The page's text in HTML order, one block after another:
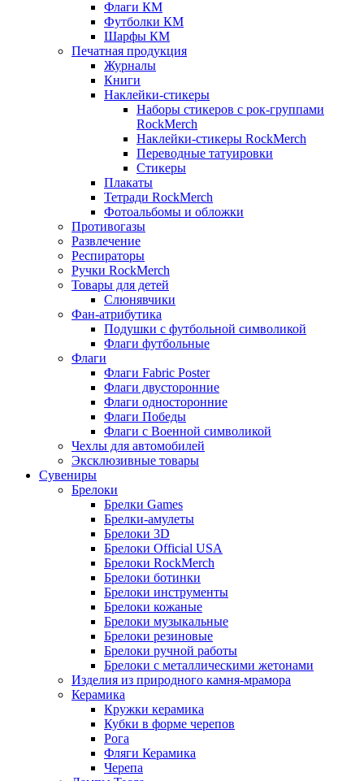
Флаги КМ
Футболки КМ
Шарфы КМ
Печатная продукция
Журналы
Книги
Наклейки-стикеры
Наборы стикеров с рок-группами
RockMerch
Наклейки-стикеры RockMerch
Переводные татуировки
Стикеры
Плакаты
Тетради RockMerch
Фотоальбомы и обложки
Противогазы
Развлечение
Респираторы
Ручки RockMerch
Товары для детей
Слюнявчики
Фан-атрибутика
Подушки с футбольной символикой
Флаги футбольные
Флаги
Флаги Fabric Poster
Флаги двусторонние
Флаги односторонние
Флаги Победы
Флаги с Военной символикой
Чехлы для автомобилей
Эксклюзивные товары
Сувениры
Брелоки
Брелки Games
Брелки-амулеты
Брелоки 3D
Брелоки Official USA
Брелоки RockMerch
Брелоки ботинки
Брелоки инструменты
Брелоки кожаные
Брелоки музыкальные
Брелоки резиновые
Брелоки ручной работы
Брелоки с металлическими жетонами
Изделия из природного камня-мрамора
Керамика
Кружки керамика
Кубки в форме черепов
Рога
Фляги Керамика
Черепа